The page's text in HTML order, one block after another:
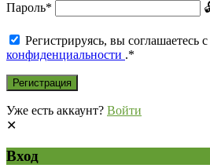
Пароль*
Регистрируясь, вы соглашаетесь с
конфиденциальности .*
Уже есть аккаунт? Войти
Вход